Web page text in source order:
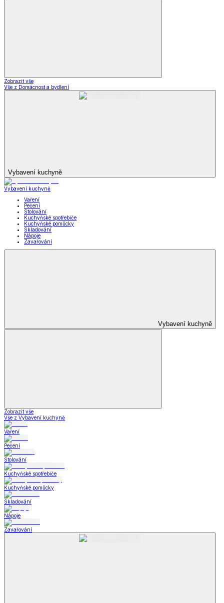
Zobrazit vše
Vše z Domácnost a bydlení
Vybavení kuchyně
Vybavení kuchyně
Vaření
Pečení
Stolování
Kuchyňské spotřebiče
Kuchyňské pomůcky
Skladování
Nápoje
Zavařování
Vybavení kuchyně
Zobrazit vše
Vše z Vybavení kuchyně
Vaření
Pečení
Stolování
Kuchyňské spotřebiče
Kuchyňské pomůcky
Skladování
Nápoje
Zavařování